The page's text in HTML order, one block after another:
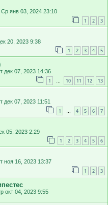
Ср янв 03, 2024 23:10
1 2 3
20, 2023 9:38
1 2 3 4 5
дек 07, 2023 14:36
1 10 11 12 13
дек 07, 2023 11:51
1 … 4 5 6 7
05, 2023 2:29
1 2 3 4 5 6
ноя 16, 2023 13:37
1 2 3
окт 04, 2023 9:55